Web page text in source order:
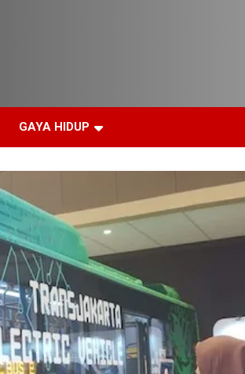
GAYA HIDUP